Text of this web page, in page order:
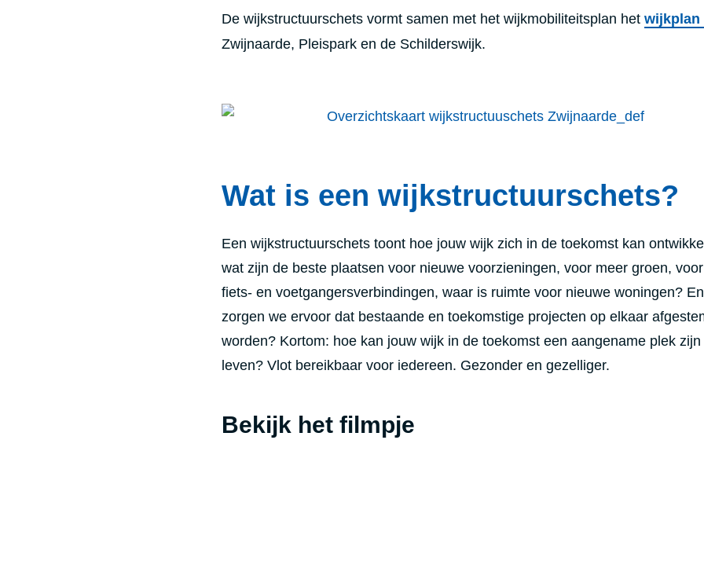
De wijkstructuurschets vormt samen met het wijkmobiliteitsplan het wijkplan
Zwijnaarde, Pleispark en de Schilderswijk.
Wat is een wijkstructuurschets?
Een wijkstructuurschets toont hoe jouw wijk zich in de toekomst kan
wat zijn de beste plaatsen voor nieuwe voorzieningen, voor meer groen,
fiets- en voetgangersverbindingen, waar is ruimte voor nieuwe woningen?
zorgen we ervoor dat bestaande en toekomstige projecten op elkaar
worden? Kortom: hoe kan jouw wijk in de toekomst een aangename plek
leven? Vlot bereikbaar voor iedereen. Gezonder en gezelliger.
Bekijk het filmpje